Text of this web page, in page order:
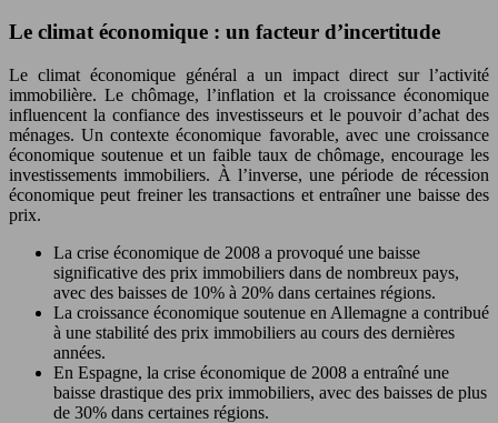
Le climat économique : un facteur d’incertitude
Le climat économique général a un impact direct sur l’activité
immobilière. Le chômage, l’inflation et la croissance économique
influencent la confiance des investisseurs et le pouvoir d’achat des
ménages. Un contexte économique favorable, avec une croissance
économique soutenue et un faible taux de chômage, encourage les
investissements immobiliers. À l’inverse, une période de récession
économique peut freiner les transactions et entraîner une baisse des
prix.
La crise économique de 2008 a provoqué une baisse
significative des prix immobiliers dans de nombreux pays,
avec des baisses de 10% à 20% dans certaines régions.
La croissance économique soutenue en Allemagne a contribué
à une stabilité des prix immobiliers au cours des dernières
années.
En Espagne, la crise économique de 2008 a entraîné une
baisse drastique des prix immobiliers, avec des baisses de plus
de 30% dans certaines régions.